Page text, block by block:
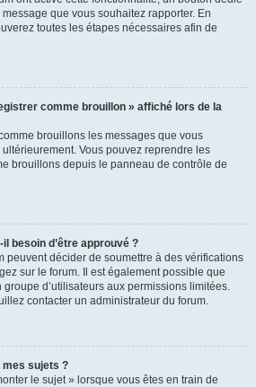
que vous souhaitez rapporter. En
toutes les étapes nécessaires afin de
comme brouillon » affiché lors de la
brouillons les messages que vous
Vous pouvez reprendre les
brouillons depuis le panneau de contrôle de
besoin d’être approuvé ?
peuvent décider de soumettre à des vérifications
sur le forum. Il est également possible que
d’utilisateurs aux permissions limitées.
contacter un administrateur du forum.
sujets ?
le sujet » lorsque vous êtes en train de